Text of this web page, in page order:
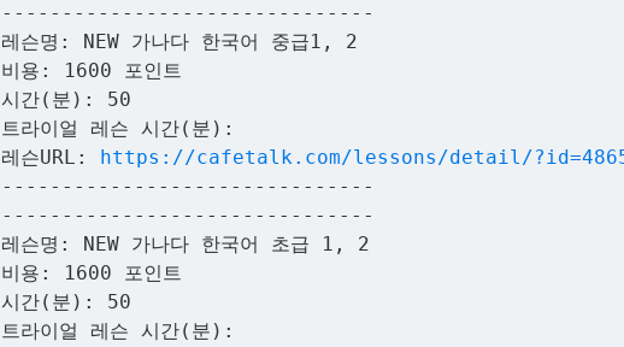
-------------------------------
레슨명: NEW 가나다 한국어 중급1, 2
비용: 1600 포인트
시간(분): 50
트라이얼 레슨 시간(분):
레슨URL: https://cafetalk.com/lessons/detail/
-------------------------------
-------------------------------
레슨명: NEW 가나다 한국어 초급 1, 2
비용: 1600 포인트
시간(분): 50
트라이얼 레슨 시간(분):